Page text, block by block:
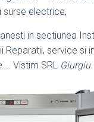
surse electrice,
in sectiunea
Reparatii, service si
. .. Vistim SRL Giurgiu.